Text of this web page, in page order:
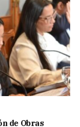
de Obras